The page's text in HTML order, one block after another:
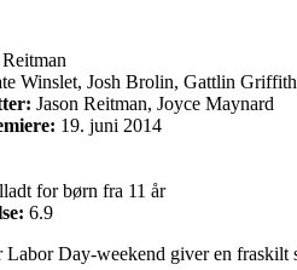
Winslet, Josh Brolin, Gattlin Griffith
Jason Reitman, Joyce Maynard
19. juni 2014
for børn fra 11 år
6.9
Labor Day-weekend giver en fraskilt